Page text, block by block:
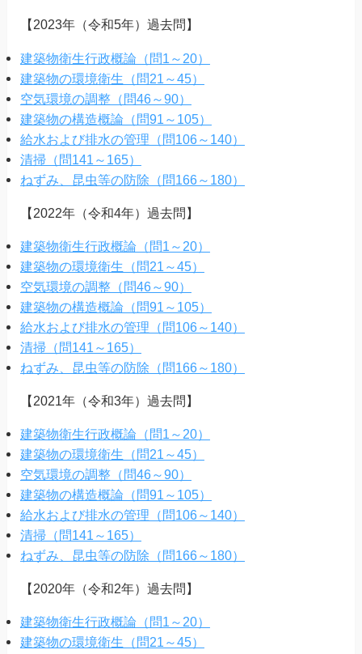
【2023年（令和5年）過去問】
建築物衛生行政概論（問1～20）
建築物の環境衛生（問21～45）
空気環境の調整（問46～90）
建築物の構造概論（問91～105）
給水および排水の管理（問106～140）
清掃（問141～165）
ねずみ、昆虫等の防除（問166～180）
【2022年（令和4年）過去問】
建築物衛生行政概論（問1～20）
建築物の環境衛生（問21～45）
空気環境の調整（問46～90）
建築物の構造概論（問91～105）
給水および排水の管理（問106～140）
清掃（問141～165）
ねずみ、昆虫等の防除（問166～180）
【2021年（令和3年）過去問】
建築物衛生行政概論（問1～20）
建築物の環境衛生（問21～45）
空気環境の調整（問46～90）
建築物の構造概論（問91～105）
給水および排水の管理（問106～140）
清掃（問141～165）
ねずみ、昆虫等の防除（問166～180）
【2020年（令和2年）過去問】
建築物衛生行政概論（問1～20）
建築物の環境衛生（問21～45）